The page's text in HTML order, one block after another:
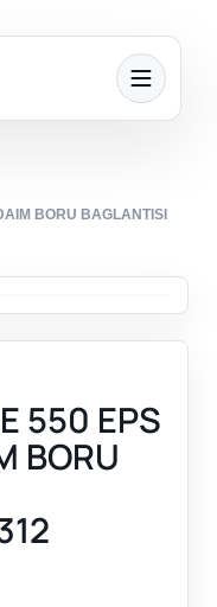
BORU BAGLANTISI
550 EPS
BORU